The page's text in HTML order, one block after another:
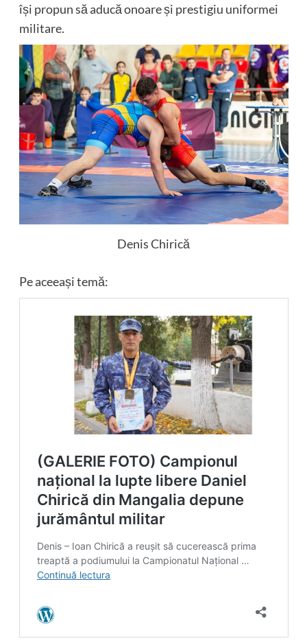
își propun să aducă onoare și prestigiu uniformei
militare.
Denis Chirică
Pe aceeași temă: